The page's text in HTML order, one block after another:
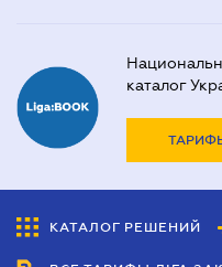
каталог
КАТАЛОГ РЕШЕНИЙ